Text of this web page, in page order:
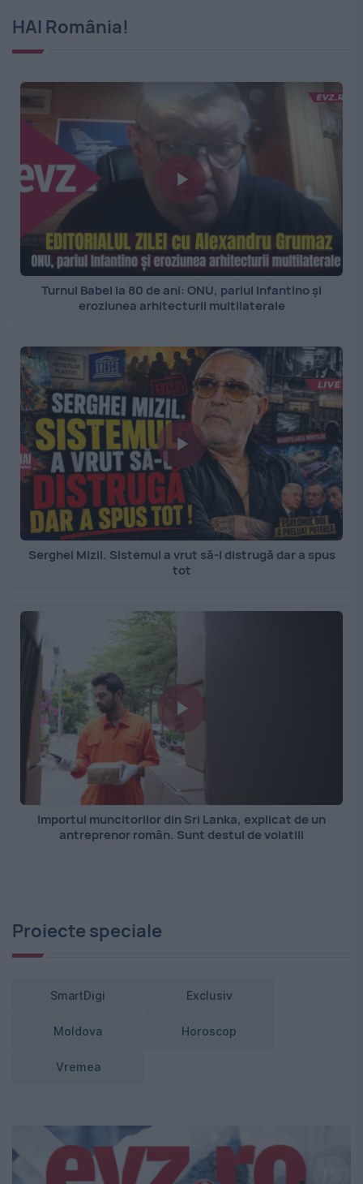
HAI România!
Turnul Babel la 80 de ani: ONU, pariul Infantino și
eroziunea arhitecturii multilaterale
Serghei Mizil. Sistemul a vrut să-l distrugă dar a spus
tot
Importul muncitorilor din Sri Lanka, explicat de un
antreprenor român. Sunt destul de volatili
Proiecte speciale
SmartDigi Exclusiv
Moldova Horoscop
Vremea